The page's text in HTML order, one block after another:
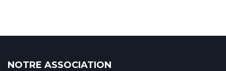
NOTRE ASSOCIATION